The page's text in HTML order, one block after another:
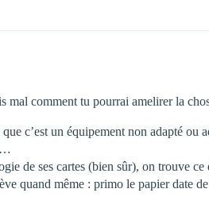
mal comment tu pourrai amelirer la
c’est un équipement non adapté ou
de ses cartes (bien sûr), on trouve ce
quand même : primo le papier date